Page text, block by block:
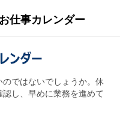
仕事カレンダー
ではないでしょうか。休
し、早めに業務を進めて